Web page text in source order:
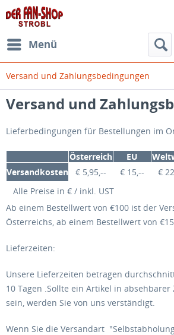
Menü
Versand und Zahlungsbedingungen
Versand und
Lieferbedingungen für Bestellungen im
Österreich EU
Versandkosten
€ 5,95,-- € 15,--
€
Alle Preise in € / inkl. UST
Ab einem Bestellwert von €100 ist der
Österreichs, ab einem Bestellwert von
Lieferzeiten:
Unsere Lieferzeiten betragen
10 Tagen .Sollte ein Artikel in
sein, werden Sie von uns verständigt.
Wenn Sie die Versandart